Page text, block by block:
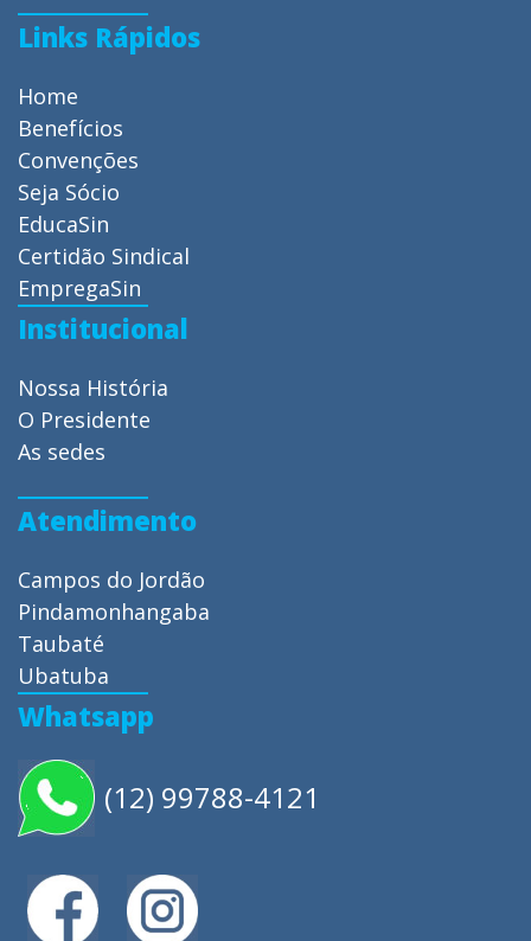
Links Rápidos
Home
Benefícios
Convenções
Seja Sócio
EducaSin
Certidão Sindical
EmpregaSin
Institucional
Nossa História
O Presidente
As sedes
Atendimento
Campos do Jordão
Pindamonhangaba
Taubaté
Ubatuba
Whatsapp
(12) 99788-4121